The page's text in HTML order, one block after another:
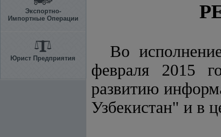
Экспортно-
Импортные Операции
Юрист Предприятия
Во
февраля 2015
развитию
Узбекистан" и в